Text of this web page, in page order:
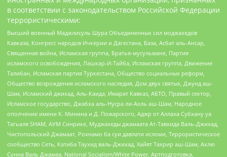
в соответствии с законодательством Российской Федерации
террористическими:
Высший военный Маджлисуль Шура Объединенных сил моджахедов
Кавказа, Конгресс народов Ичкерии и Дагестана, База, Асбат аль-Ансар,
Священная война, Исламская группа, Братья-мусульмане, Партия
исламского освобождения, Лашкар-И-Тайба, Исламская группа, Движение
Талибан, Исламская партия Туркестана, Общество социальных реформ,
Общество возрождения исламского наследия, Дом двух святых, Джунд аш-
Шам, Исламский джихад, Аль-Каида, Имарат Кавказ, АБТО, Правый сектор,
Исламское государство, Джабха аль-Нусра ли-Ахль аш-Шам, Народное
ополчение имени К. Минина и Д. Пожарского, Аджр от Аллаха Субхану уа
Тагьаля SHAM, АУМ Синрике, Муджахеды джамаата Ат-Тавхида Валь-Джихад,
Чистопольский Джамаат, Рохнамо ба суи давлати исломи, Террористическое
сообщество Сеть, Катиба Таухид валь-Джихад, Хайят Тахрир аш-Шам, Ахлю
Сунна Валь Джамаа, National Socialism/White Power, Артподготовка,